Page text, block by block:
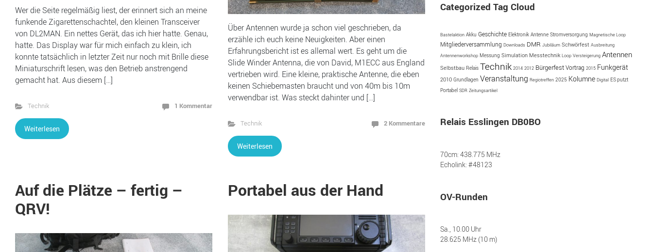
Wer die Seite regelmäßig liest, der erinnert sich an meine
funkende Zigarettenschachtel, den kleinen Transceiver
von DL2MAN. Ein nettes Gerät, das ich hier hatte. Genau,
hatte. Das Display war für mich einfach zu klein, ich
konnte tatsächlich in letzter Zeit nur noch mit Brille diese
Miniaturschrift lesen, was den Betrieb anstrengend
gemacht hat. Aus diesem […]
Technik 1 Kommentar
Weiterlesen
Über Antennen wurde ja schon viel geschrieben, da
erzähle ich euch keine Neuigkeiten. Aber einen
Erfahrungsbericht ist es allemal wert. Es geht um die
Slide Winder Antenna, die von David, M1ECC aus England
vertrieben wird. Eine kleine, praktische Antenne, die eben
keinen Schiebemasten braucht und von 40m bis 10m
verwendbar ist. Was steckt dahinter und […]
Technik 2 Kommentare
Weiterlesen
Auf die Plätze – fertig –
QRV!
Portabel aus der Hand
Categorized Tag Cloud
Bastelaktion Akku Geschichte Elektronik Antenne Stromversorgung Magnetische Loop
Mitgliederversammlung Downloads DMR Jubiläum Schwörfest Ausbreitung
Antennenworkshop Messung Simulation Messtechnik Loop Versteigerung Antennen
Selbstbau Relais Technik 2014 2012 BürgerfestVortrag 2015 Funkgerät
2010 Grundlagen Veranstaltung Regiotreffen 2025 Kolumne Digital ES putzt
Portabel SDR Zeitungsartikel
Relais Esslingen DB0BO
70cm: 438.775 MHz
Echolink: #48123
OV-Runden
Sa., 10.00 Uhr
28.625 MHz (10 m)